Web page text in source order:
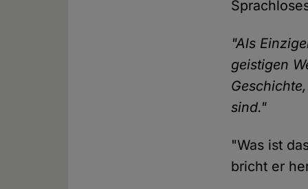
"Als
geistigen
sind."
"Was ist
bricht er